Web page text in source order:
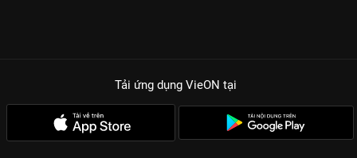
Tải ứng dụng VieON tại